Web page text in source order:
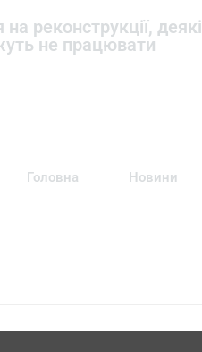
реконструкції, деякі
не працювати
Головна Новини